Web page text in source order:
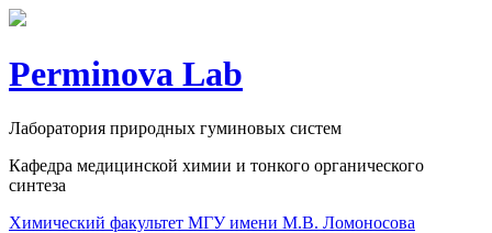
Perminova Lab
Лаборатория природных гуминовых систем
Кафедра медицинской химии и тонкого органического
синтеза
Химический факультет МГУ имени М.В. Ломоносова